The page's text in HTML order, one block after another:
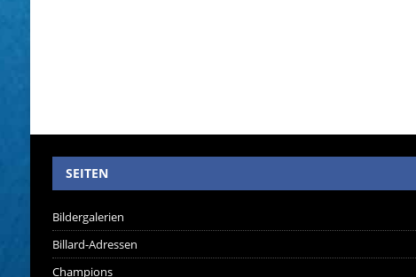
SEITEN
Bildergalerien
Billard-Adressen
Champions